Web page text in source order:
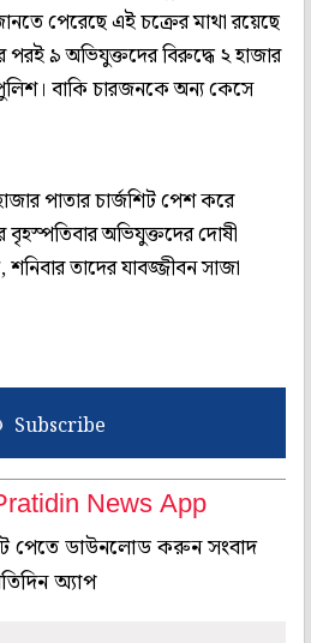
পেরেছে এই চক্রের মাথা রয়েছে
পরই ৯ অভিযুক্তদের বিরুদ্ধে ২ হাজার
বাকি চারজনকে অন্য কেসে
পাতার চার্জশিট পেশ করে
অভিযুক্তদের দোষী
তাদের যাবজ্জীবন সাজা
Subscribe
News App
পেতে ডাউনলোড করুন সংবাদ
অ্যাপ